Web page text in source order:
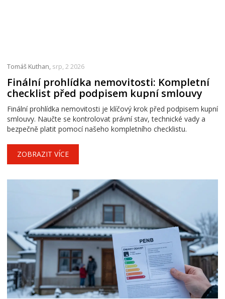
Tomáš Kuthan, srp, 2 2026
Finální prohlídka nemovitosti: Kompletní
checklist před podpisem kupní smlouvy
Finální prohlídka nemovitosti je klíčový krok před podpisem kupní
smlouvy. Naučte se kontrolovat právní stav, technické vady a
bezpečně platit pomocí našeho kompletního checklistu.
ZOBRAZIT VÍCE